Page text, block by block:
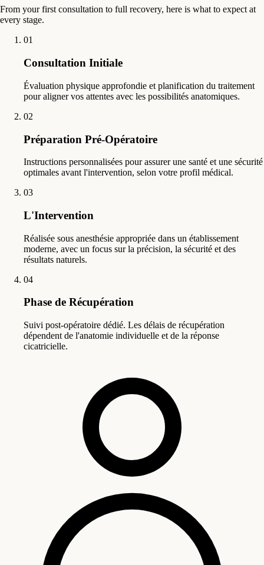
From your first consultation to full recovery, here is what to expect at
every stage.
01
Consultation Initiale
Évaluation physique approfondie et planification du traitement
pour aligner vos attentes avec les possibilités anatomiques.
02
Préparation Pré-Opératoire
Instructions personnalisées pour assurer une santé et une sécurité
optimales avant l'intervention, selon votre profil médical.
03
L'Intervention
Réalisée sous anesthésie appropriée dans un établissement
moderne, avec un focus sur la précision, la sécurité et des
résultats naturels.
04
Phase de Récupération
Suivi post-opératoire dédié. Les délais de récupération
dépendent de l'anatomie individuelle et de la réponse
cicatricielle.